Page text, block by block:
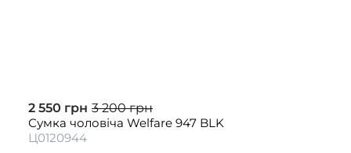
2 550 грн 3 200 грн
Сумка чоловіча Welfare 947 BLK
Ц0120944